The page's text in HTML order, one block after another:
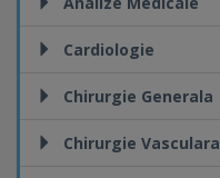
Cardiologie
Chirurgie Generala
Chirurgie Vasculara